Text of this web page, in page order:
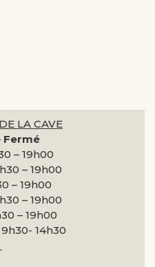
LA CAVE
Fermé
– 19h00
– 19h00
– 19h00
– 19h00
– 19h00
9h30- 14h30